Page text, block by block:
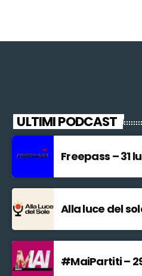
ULTIMI PODCAST
Freepass – 31
Alla luce del
#MaiPartiti –